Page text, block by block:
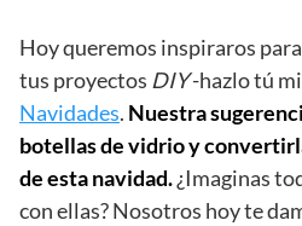
Hoy queremos inspiraros
tus proyectos DIY-hazlo tú
Navidades. Nuestra
botellas de vidrio y
de esta navidad.¿Imaginas
con ellas? Nosotros hoy te